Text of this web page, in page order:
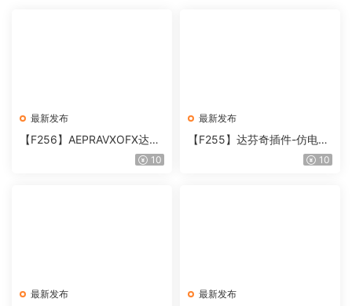
最新发布
【F256】AEPRAVXOFX达芬
奇视频人像磨皮润肤美颜插件
10
最新发布
【F255】达芬奇插件-仿电影
胶片视频调色插件 ARRI Film
10
最新发布 最新发布